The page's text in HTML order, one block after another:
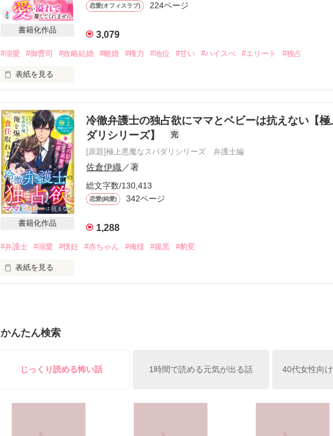
＊＊＊＊＊＊
海老沢　楓　26歳
×
神楽　雅史　33歳
＊＊＊＊＊＊
「一度手に入れた以上
キミを手離すつもりはない」
通い合う心と裏腹に
家族を巻き込んだ過去が
ふたりを引き離しにかかる
2022年1月
書籍化作品
恋愛(オフィスラブ) 224ページ
3,079
#溺愛 #御曹司 #政略結婚 #離婚 #権力 #地位 #甘い #ハイスぺ #エリート #独占
表紙を見る
「離婚してください」
イケメン御曹司と契約結婚させられた沙織は、
良妻になろうと努めてきた。
しかし、名前も呼ばれない、
身体の関係も無い生活に
違和感を覚え離婚を決意する。
あっさり離婚を承諾され、
この結婚に愛なんて無かったんだと再確認した日。
園城悟　27歳
鮫島製鉄所
書籍化作品
冷徹弁護士の独占欲にママとベビーは抗えない【
ダリシリーズ】
完
[原題]極上悪魔なスパダリシリーズ 弁護士編
佐倉伊織／著
総文字数/130,413
恋愛(純愛) 342ページ
1,288
#弁護士 #溺愛 #懐妊 #赤ちゃん #俺様 #腹黒 #豹変
表紙を見る
かんたん検索
じっくり読める怖い話 1時間で読める元気が出る話 40代女性向